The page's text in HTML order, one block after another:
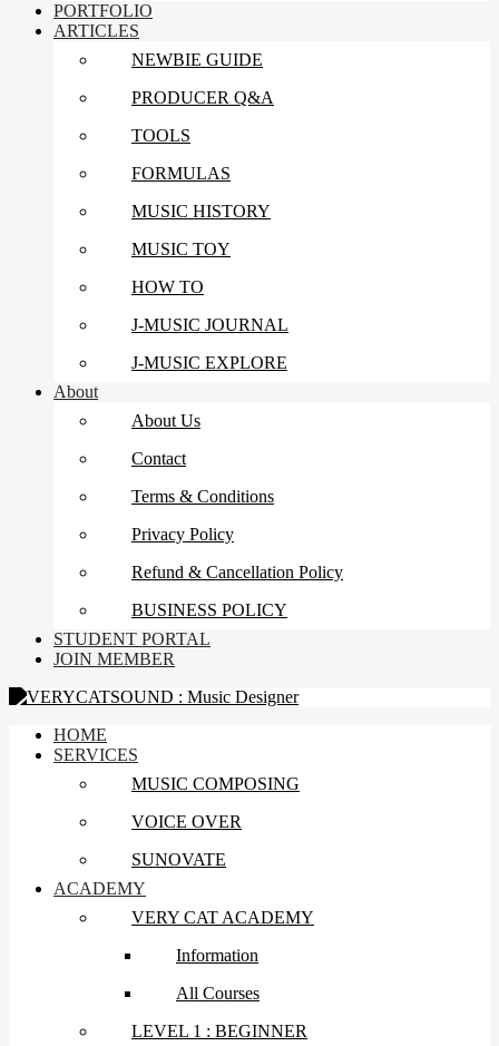
PORTFOLIO
ARTICLES
NEWBIE GUIDE
PRODUCER Q&A
TOOLS
FORMULAS
MUSIC HISTORY
MUSIC TOY
HOW TO
J-MUSIC JOURNAL
J-MUSIC EXPLORE
About
About Us
Contact
Terms & Conditions
Privacy Policy
Refund & Cancellation Policy
BUSINESS POLICY
STUDENT PORTAL
JOIN MEMBER
HOME
SERVICES
MUSIC COMPOSING
VOICE OVER
SUNOVATE
ACADEMY
VERY CAT ACADEMY
Information
All Courses
LEVEL 1 : BEGINNER